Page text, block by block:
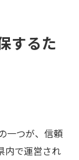
分け方
者を探す
判断
するた
一つが、信頼
内で運営され